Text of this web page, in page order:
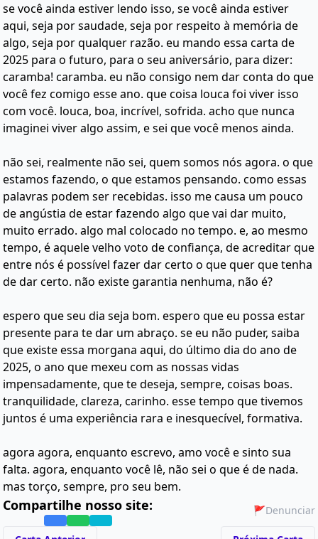
se você ainda estiver lendo isso, se você ainda estiver
aqui, seja por saudade, seja por respeito à memória de
algo, seja por qualquer razão. eu mando essa carta de
2025 para o futuro, para o seu aniversário, para dizer:
caramba! caramba. eu não consigo nem dar conta do que
você fez comigo esse ano. que coisa louca foi viver isso
com você. louca, boa, incrível, sofrida. acho que nunca
imaginei viver algo assim, e sei que você menos ainda.
não sei, realmente não sei, quem somos nós agora. o que
estamos fazendo, o que estamos pensando. como essas
palavras podem ser recebidas. isso me causa um pouco
de angústia de estar fazendo algo que vai dar muito,
muito errado. algo mal colocado no tempo. e, ao mesmo
tempo, é aquele velho voto de confiança, de acreditar que
entre nós é possível fazer dar certo o que quer que tenha
de dar certo. não existe garantia nenhuma, não é?
espero que seu dia seja bom. espero que eu possa estar
presente para te dar um abraço. se eu não puder, saiba
que existe essa morgana aqui, do último dia do ano de
2025, o ano que mexeu com as nossas vidas
impensadamente, que te deseja, sempre, coisas boas.
tranquilidade, clareza, carinho. esse tempo que tivemos
juntos é uma experiência rara e inesquecível, formativa.
agora agora, enquanto escrevo, amo você e sinto sua
falta. agora, enquanto você lê, não sei o que é de nada.
mas torço, sempre, pro seu bem.
Compartilhe nosso site: 🚩Denunciar